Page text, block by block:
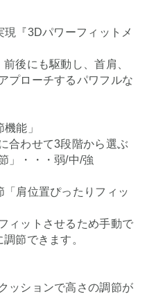
『3Dパワーフィットメ
後にも駆動し、首肩、
プローチするパワフルな
能」
合わせて3段階から選ぶ
」・・・弱/中/強
肩位置ぴったりフィッ
ィットさせるため手動で
節できます。
ッションで高さの調節が